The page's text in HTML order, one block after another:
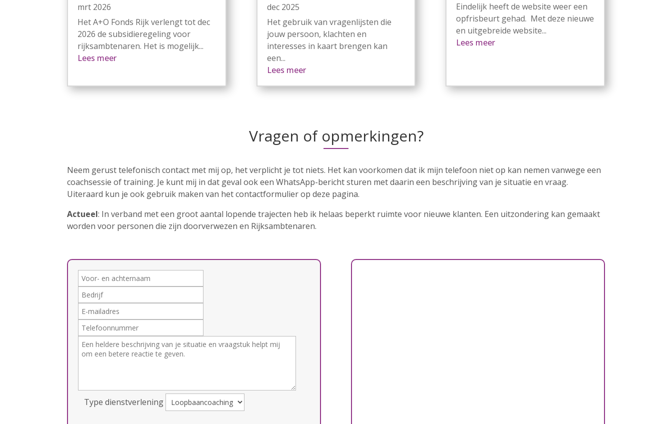
mrt 2026
Het A+O Fonds Rijk verlengt tot dec
2026 de subsidieregeling voor
rijksambtenaren. Het is mogelijk...
Lees meer
dec 2025
Het gebruik van vragenlijsten die
jouw persoon, klachten en
interesses in kaart brengen kan
een...
Lees meer
Eindelijk heeft de website weer een
opfrisbeurt gehad. Met deze nieuwe
en uitgebreide website...
Lees meer
Vragen of opmerkingen?
Neem gerust telefonisch contact met mij op, het verplicht je tot niets. Het kan voorkomen dat ik mijn telefoon niet op kan nemen vanwege een
coachsessie of training. Je kunt mij in dat geval ook een WhatsApp-bericht sturen met daarin een beschrijving van je situatie en vraag.
Uiteraard kun je ook gebruik maken van het contactformulier op deze pagina.
Actueel: In verband met een groot aantal lopende trajecten heb ik helaas beperkt ruimte voor nieuwe klanten. Een uitzondering kan gemaakt
worden voor personen die zijn doorverwezen en Rijksambtenaren.
Type dienstverlening